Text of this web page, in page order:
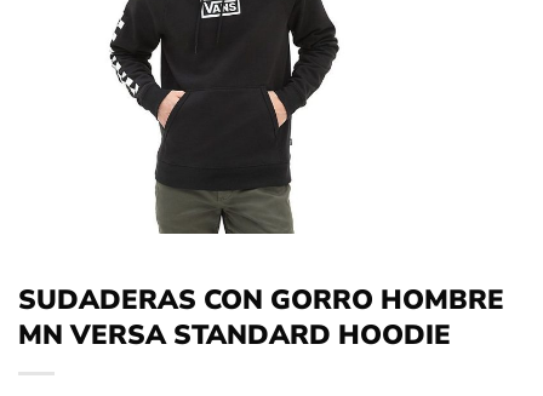
SUDADERAS CON GORRO HOMBRE
MN VERSA STANDARD HOODIE